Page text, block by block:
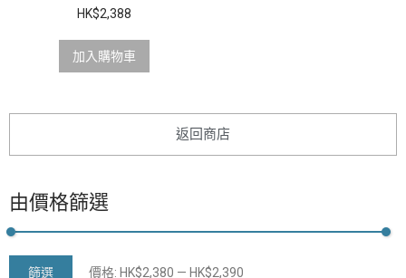
返回商店
由價格篩選
篩選 價格: HK$2,380 — HK$2,390
HK$2,388
加入購物車